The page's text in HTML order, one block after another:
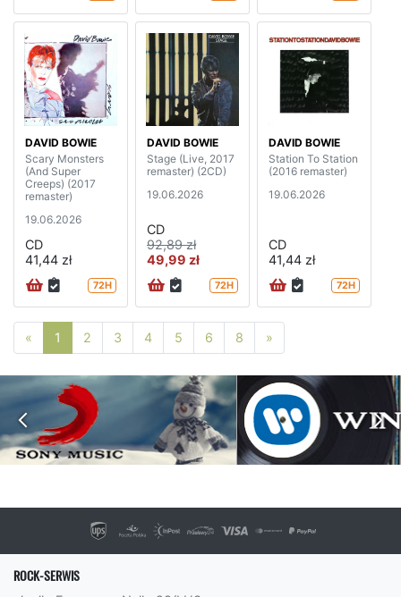
DAVID BOWIE
Scary Monsters
(And Super
Creeps) (2017
remaster)
19.06.2026
CD
41,44 zł
72H
DAVID BOWIE
Stage (Live, 2017
remaster) (2CD)
19.06.2026
CD
92,89 zł
49,99 zł
72H
DAVID BOWIE
Station To Station
(2016 remaster)
19.06.2026
CD
41,44 zł
72H
« Poprzednia strona
1 2 3 4 5 6 8 »
ROCK-SERWIS